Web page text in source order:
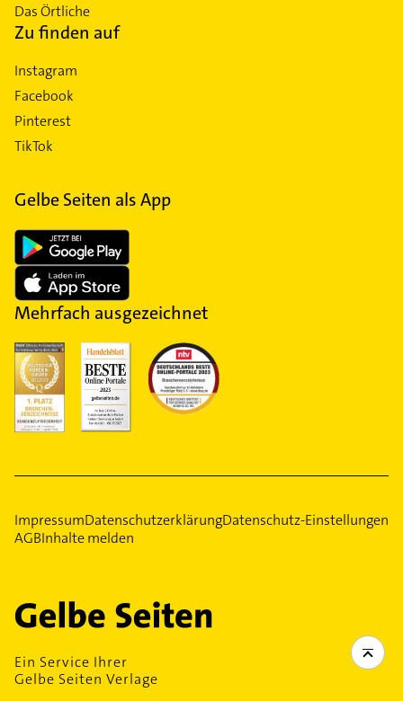
Das Örtliche
Zu finden auf
Instagram
Facebook
Pinterest
TikTok
Gelbe Seiten als App
Mehrfach ausgezeichnet
ImpressumDatenschutzerklärungDatenschutz-Einstellungen
AGBInhalte melden
Ein Service Ihrer
Gelbe Seiten Verlage